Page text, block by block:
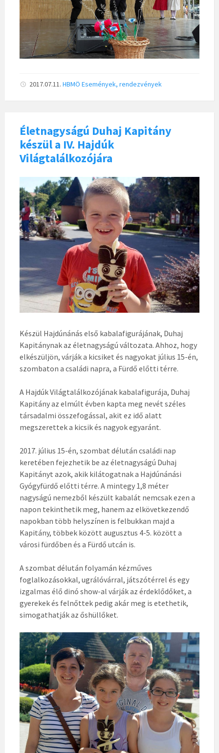
2017.07.11. HBMÖ Események, rendezvények
Életnagyságú Duhaj Kapitány
készül a IV. Hajdúk
Világtalálkozójára
Készül Hajdúnánás első kabalafigurájának, Duhaj
Kapitánynak az életnagyságú változata. Ahhoz, hogy
elkészüljön, várják a kicsiket és nagyokat július 15-én,
szombaton a családi napra, a Fürdő előtti térre.
A Hajdúk Világtalálkozójának kabalafigurája, Duhaj
Kapitány az elmúlt évben kapta meg nevét széles
társadalmi összefogással, akit ez idő alatt
megszerettek a kicsik és nagyok egyaránt.
2017. július 15-én, szombat délután családi nap
keretében fejezhetik be az életnagyságú Duhaj
Kapitányt azok, akik kilátogatnak a Hajdúnánási
Gyógyfürdő előtti térre. A mintegy 1,8 méter
nagyságú nemezből készült kabalát nemcsak ezen a
napon tekinthetik meg, hanem az elkövetkezendő
napokban több helyszínen is felbukkan majd a
Kapitány, többek között augusztus 4-5. között a
városi fürdőben és a Fürdő utcán is.
A szombat délután folyamán kézműves
foglalkozásokkal, ugrálóvárral, játszótérrel és egy
izgalmas élő dinó show-al várják az érdeklődőket, a
gyerekek és felnőttek pedig akár meg is etethetik,
simogathatják az őshüllőket.